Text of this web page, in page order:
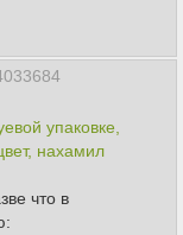
упаковке,
нахамил
что в